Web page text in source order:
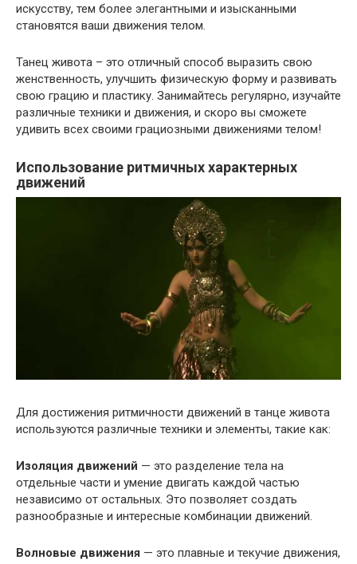
искусству, тем более элегантными и изысканными
становятся ваши движения телом.
Танец живота – это отличный способ выразить свою
женственность, улучшить физическую форму и развивать
свою грацию и пластику. Занимайтесь регулярно, изучайте
различные техники и движения, и скоро вы сможете
удивить всех своими грациозными движениями телом!
Использование ритмичных характерных
движений
Для достижения ритмичности движений в танце живота
используются различные техники и элементы, такие как:
Изоляция движений — это разделение тела на
отдельные части и умение двигать каждой частью
независимо от остальных. Это позволяет создать
разнообразные и интересные комбинации движений.
Волновые движения — это плавные и текучие движения,